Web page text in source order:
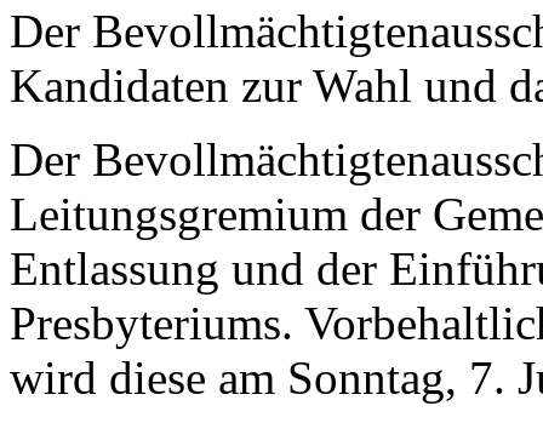
Der
Kandidaten zur Wahl und
Der
Leitungsgremium der
Entlassung und der
Presbyteriums.
wird diese am Sonntag, 7.